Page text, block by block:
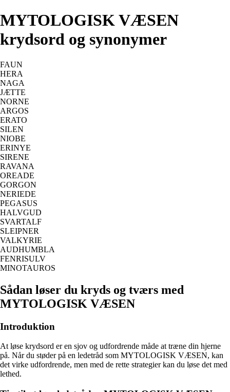
MYTOLOGISK VÆSEN
krydsord og synonymer
FAUN
HERA
NAGA
JÆTTE
NORNE
ARGOS
ERATO
SILEN
NIOBE
ERINYE
SIRENE
RAVANA
OREADE
GORGON
NERIEDE
PEGASUS
HALVGUD
SVARTALF
SLEIPNER
VALKYRIE
AUDHUMBLA
FENRISULV
MINOTAUROS
Sådan løser du kryds og tværs med
MYTOLOGISK VÆSEN
Introduktion
At løse krydsord er en sjov og udfordrende måde at træne din hjerne
på. Når du støder på en ledetråd som MYTOLOGISK VÆSEN, kan
det virke udfordrende, men med de rette strategier kan du løse det med
lethed.